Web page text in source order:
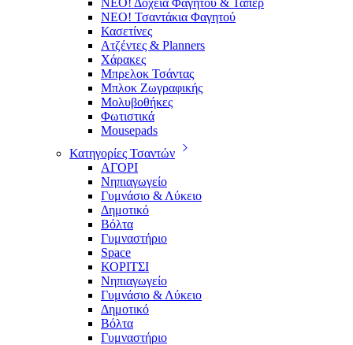
ΝΕΟ! Τσαντάκια Φαγητού
Κασετίνες
Ατζέντες & Planners
Χάρακες
Μπρελοκ Τσάντας
Μπλοκ Ζωγραφικής
Μολυβοθήκες
Φωτιστικά
Mousepads
Κατηγορίες Τσαντών
ΑΓΟΡΙ
Νηπιαγωγείο
Γυμνάσιο & Λύκειο
Δημοτικό
Βόλτα
Γυμναστήριο
Space
ΚΟΡΙΤΣΙ
Νηπιαγωγείο
Γυμνάσιο & Λύκειο
Δημοτικό
Βόλτα
Γυμναστήριο